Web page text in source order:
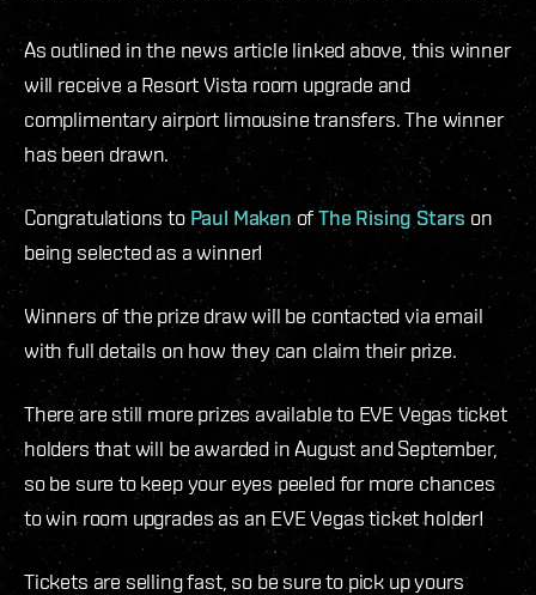
As outlined in the news article linked above, this winner
will receive a Resort Vista room upgrade and
complimentary airport limousine transfers. The winner
has been drawn.
Congratulations toPaul MakenofThe Rising Stars on
being selected as a winner!
Winners of the prize draw will be contacted via email
with full details on how they can claim their prize.
There are still more prizes available to EVE Vegas ticket
holders that will be awarded in August and September,
so be sure to keep your eyes peeled for more chances
to win room upgrades as an EVE Vegas ticket holder!
Tickets are selling fast, so be sure to pick up yours